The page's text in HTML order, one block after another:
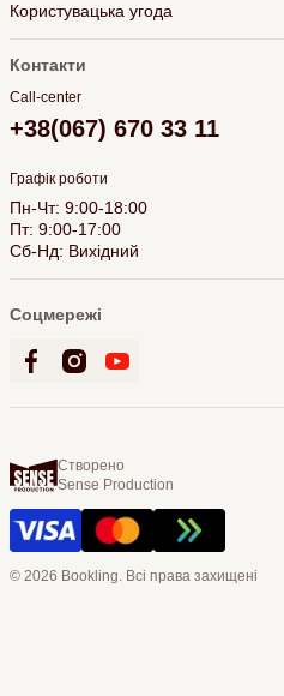
Користувацька угода
Контакти
Call-center
+38(067) 670 33 11
Графік роботи
Пн-Чт: 9:00-18:00
Пт: 9:00-17:00
Сб-Нд: Вихідний
Соцмережі
Створено
Sense Production
© 2026 Bookling. Всі права захищені